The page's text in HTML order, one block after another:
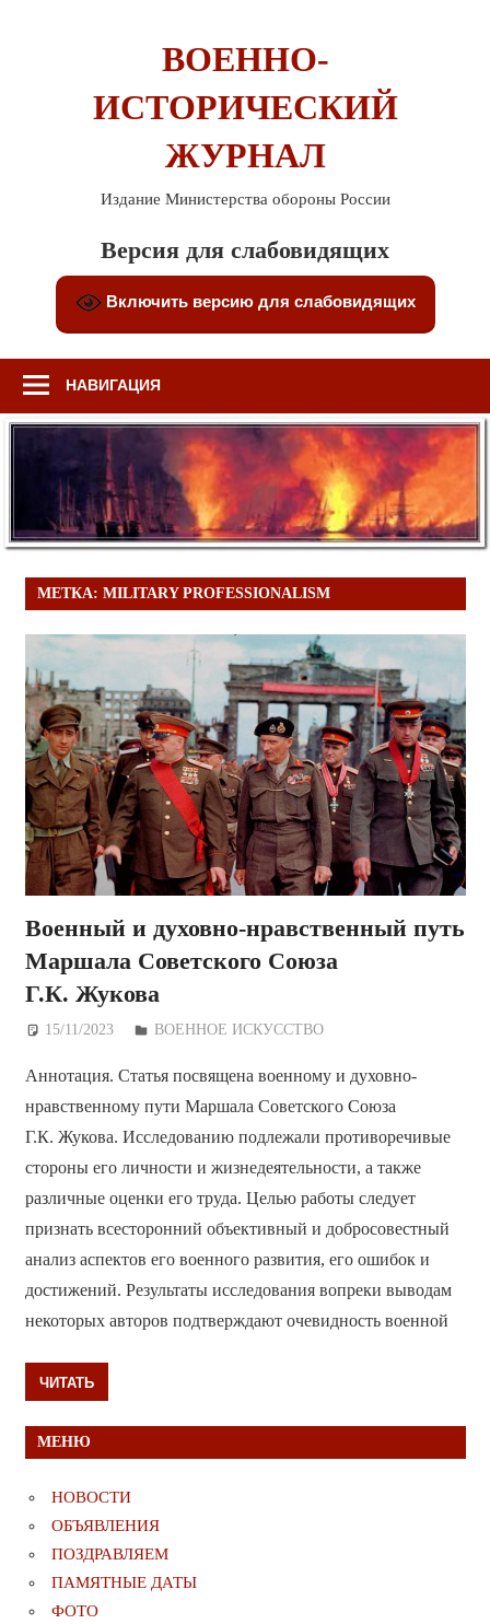
ВОЕННО-
ИСТОРИЧЕСКИЙ
ЖУРНАЛ
Издание Министерства обороны России
Версия для слабовидящих
Включить версию для слабовидящих
НАВИГАЦИЯ
МЕТКА: MILITARY PROFESSIONALISM
Военный и духовно-нравственный путь
Маршала Советского Союза
Г.К. Жукова
15/11/2023 Дежурный по Редакции
ВОЕННОЕ ИСКУССТВО
Аннотация. Статья посвящена военному и духовно-
нравственному пути Маршала Советского Союза
Г.К. Жукова. Исследованию подлежали противоречивые
стороны его личности и жизнедеятельности, а также
различные оценки его труда. Целью работы следует
признать всесторонний объективный и добросовестный
анализ аспектов его военного развития, его ошибок и
достижений. Результаты исследования вопреки выводам
некоторых авторов подтверждают очевидность военной
ЧИТАТЬ
МЕНЮ
НОВОСТИ
ОБЪЯВЛЕНИЯ
ПОЗДРАВЛЯЕМ
ПАМЯТНЫЕ ДАТЫ
ФОТО